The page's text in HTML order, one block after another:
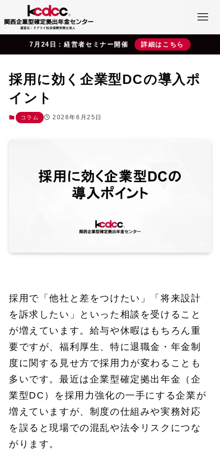
7月24日：経営者セミナー開催 詳細はこちら
採用に効く企業型DCの導入ポ
イント
コラム 2026年6月25日
採用で「他社と差をつけたい」「将来設計
を訴求したい」といった相談を受けること
が増えています。給与や休暇はもちろん重
要ですが、福利厚生、特に退職金・年金制
度に関する見せ方で採用力が変わることも
多いです。最近は企業型確定拠出年金（企
業型DC）を採用力強化の一手にする企業が
増えていますが、制度の仕組みや実務対応
を誤ると現場での混乱や法令リスクにつな
がります。